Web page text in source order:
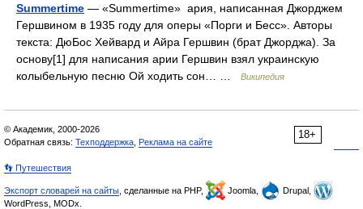
Summertime — «Summertime» ария, написанная Джорджем
Гершвином в 1935 году для оперы «Порги и Бесс». Авторы
текста: ДюБос Хейвард и Айра Гершвин (брат Джорджа). За
основу[1] для написания арии Гершвин взял украинскую
колыбельную песню Ой ходить сон… …
Википедия
18+
© Академик, 2000-2026
Обратная связь: Техподдержка Реклама на сайте
👣 Путешествия
Экспорт словарей на сайты , сделанные на PHP, Joomla,
Drupal,
WordPress, MODx.